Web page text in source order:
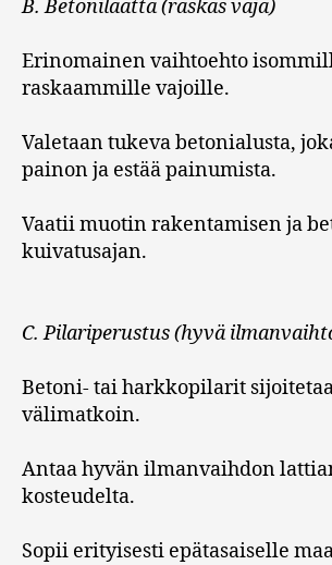
B. Betonilaatta (raskas vaja)
Erinomainen vaihtoehto
raskaammille vajoille.
Valetaan tukeva betonialusta,
painon ja estää painumista.
Vaatii muotin rakentamisen ja
kuivatusajan.
C. Pilariperustus (hyvä
Betoni- tai harkkopilarit
välimatkoin.
Antaa hyvän ilmanvaihdon
kosteudelta.
Sopii erityisesti epätasaiselle